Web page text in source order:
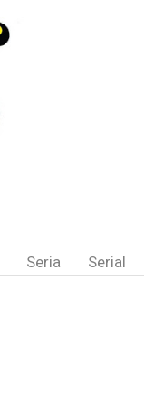
Seria Serial